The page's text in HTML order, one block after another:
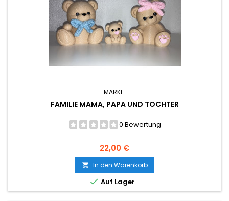
MARKE:
FAMILIE MAMA, PAPA UND TOCHTER
0 Bewertung
Preis
22,00 €
 In den Warenkorb
 Auf Lager